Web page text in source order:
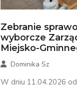
Zebranie
wyborcze
Miejsko-
Dominika Sz
W dniu 11.04.2026